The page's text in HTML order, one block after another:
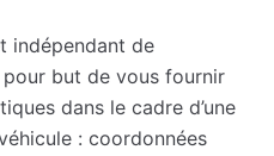
indépendant de
pour but de vous fournir
dans le cadre d’une
: coordonnées